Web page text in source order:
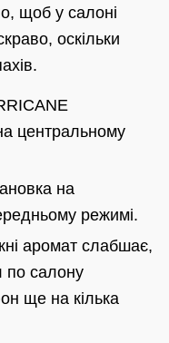
щоб у салоні
оскільки
центральному
на
режимі.
аромат слабшає,
по салону
ще на кілька